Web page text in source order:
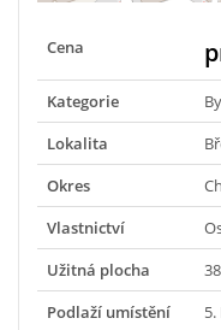
Cena
Kategorie
Lokalita
Okres
Vlastnictví
Užitná plocha
Podlaží umístění
5.